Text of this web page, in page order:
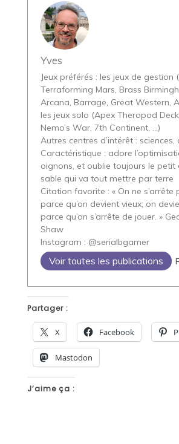
Yves
Jeux préférés : les jeux de gestion
Terraforming Mars, Brass
Arcana, Barrage, Great Western,
les jeux solo (Apex Theropod
Nemo’s War, 7th Continent, …)
Autres centres d’intérêt : sciences,
Caractéristique : adore
oignons, et oublie toujours le petit
sable qui va tout mettre par terre
Citation favorite : « On ne s’arrête
parce qu’on devient vieux; on
parce qu’on s’arrête de jouer. »
Shaw
Instagram : @serialbgamer
Voir toutes les publications
Partager :
X Facebook
Mastodon
J’aime ça :